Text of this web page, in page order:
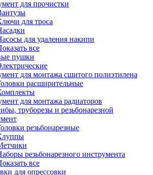
для прочистки
для троса
для удаления накипи
все
пушки
для монтажа сшитого полиэтилена
расширительные
для монтажа радиаторов
труборезы и резьбонарезной
резьбонарезные
резьбонарезного инструмента
все
для опрессовки